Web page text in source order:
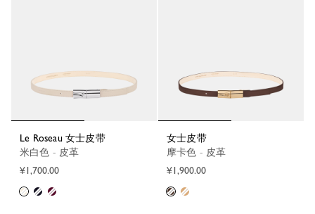
Le Roseau 女士皮带
米白色 - 皮革
¥1,700.00
女士皮带
摩卡色 - 皮革
¥1,900.00